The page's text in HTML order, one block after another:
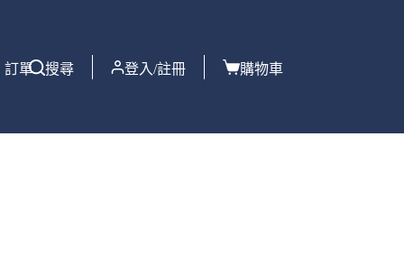
訂單 搜尋 登入/註冊 購物車